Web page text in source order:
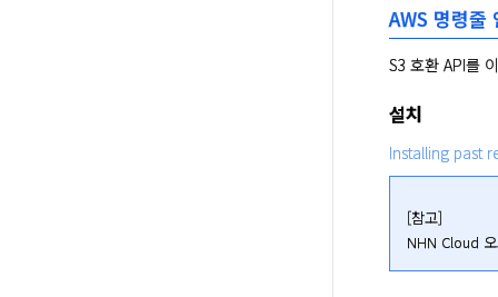
AWS 명령줄
S3 호환 API를
설치
Installing past
[참고]
NHN Cloud